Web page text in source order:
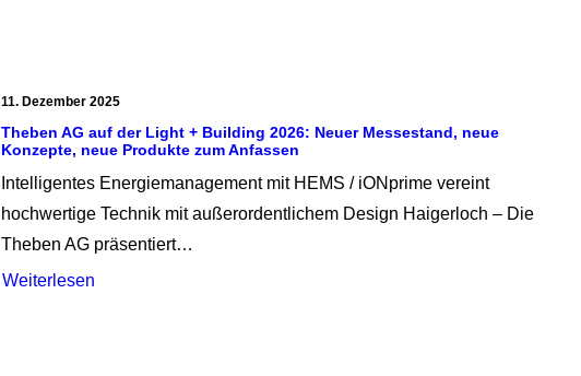
11. Dezember 2025
Theben AG auf der Light + Building 2026: Neuer Messestand, neue
Konzepte, neue Produkte zum Anfassen
Intelligentes Energiemanagement mit HEMS / iONprime vereint
hochwertige Technik mit außerordentlichem Design Haigerloch – Die
Theben AG präsentiert…
Weiterlesen